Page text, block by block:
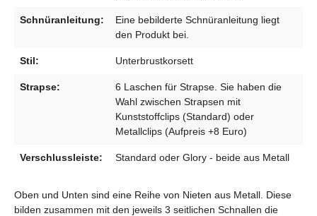
Schnüranleitung:
Eine bebilderte Schnüranleitung liegt
den Produkt bei.
Stil: Unterbrustkorsett
Strapse:
6 Laschen für Strapse. Sie haben die
Wahl zwischen Strapsen mit
Kunststoffclips (Standard) oder
Metallclips (Aufpreis +8 Euro)
Verschlussleiste: Standard oder Glory - beide aus Metall
Oben und Unten sind eine Reihe von Nieten aus Metall. Diese
bilden zusammen mit den jeweils 3 seitlichen Schnallen die